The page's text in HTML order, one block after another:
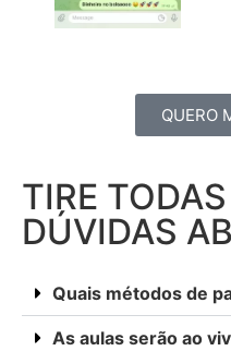
QUERO
TIRE
DÚVIDAS
Quais métodos de
As aulas serão ao